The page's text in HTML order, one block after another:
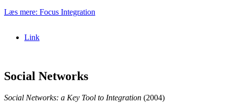
Læs mere: Focus Integration
Link
Social Networks
Social Networks: a Key Tool to Integration (2004)